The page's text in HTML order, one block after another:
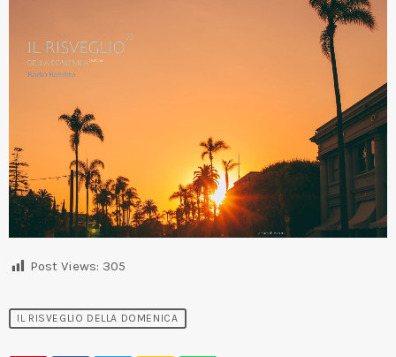
Post Views: 305
IL RISVEGLIO DELLA DOMENICA